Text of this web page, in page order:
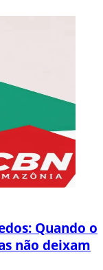
Quando o
não deixam